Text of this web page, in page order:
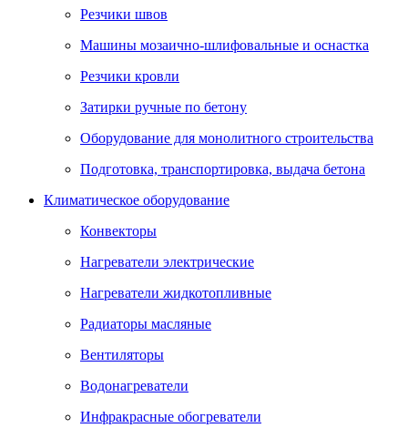
Резчики швов
Машины мозаично-шлифовальные и оснастка
Резчики кровли
Затирки ручные по бетону
Оборудование для монолитного строительства
Подготовка, транспортировка, выдача бетона
Климатическое оборудование
Конвекторы
Нагреватели электрические
Нагреватели жидкотопливные
Радиаторы масляные
Вентиляторы
Водонагреватели
Инфракрасные обогреватели